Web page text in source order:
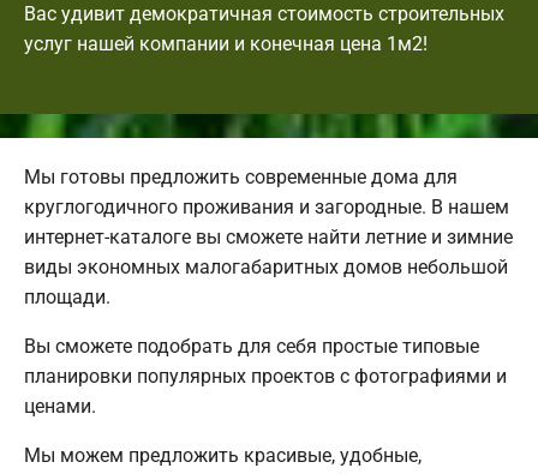
Вас удивит демократичная стоимость строительных
услуг нашей компании и конечная цена 1м2!
Мы готовы предложить современные дома для
круглогодичного проживания и загородные. В нашем
интернет-каталоге вы сможете найти летние и зимние
виды экономных малогабаритных домов небольшой
площади.
Вы сможете подобрать для себя простые типовые
планировки популярных проектов с фотографиями и
ценами.
Мы можем предложить красивые, удобные,